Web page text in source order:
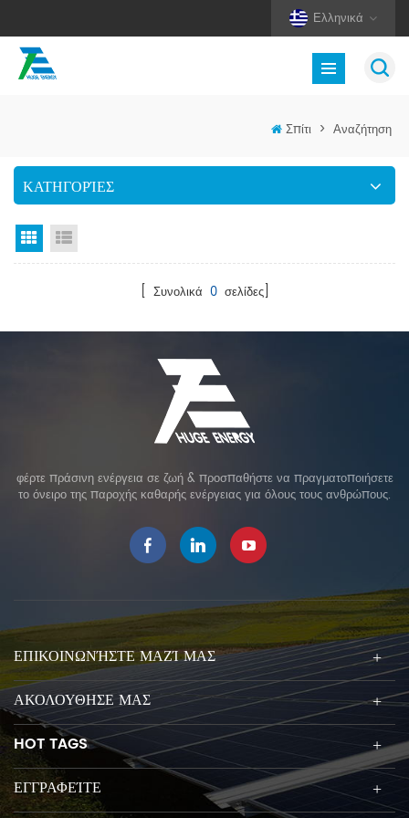
Ελληνικά
Σπίτι > Αναζήτηση
ΚΑΤΗΓΟΡΊΕΣ
Προβολή πλέγματος
[ Συνολικά 0σελίδες]
φέρτε πράσινη ενέργεια σε ζωή & προσπαθήστε να πραγματοποιήσετε
το όνειρο της παροχής καθαρής ενέργειας για όλους τους ανθρώπους.
ΕΠΙΚΟΙΝΩΝΉΣΤΕ ΜΑΖΊ ΜΑΣ
ΑΚΟΛΟΥΘΗΣΕ ΜΑΣ
HOT TAGS
ΕΓΓΡΑΦΕΊΤΕ